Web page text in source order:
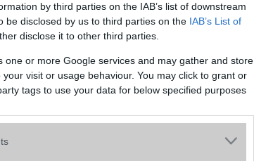
by third parties on the IAB’s list of downstream
be disclosed by us to third parties on the IAB’s List of
disclose it to other third parties.
one or more Google services and may gather and store
visit or usage behaviour. You may click to grant or
tags to use your data for below specified purposes
14 órás videózást is kibír, a 40 W-os
munkavégzés sem jelent akadályt. A
Histen 9.0 technológiája pedig lenyűgöző